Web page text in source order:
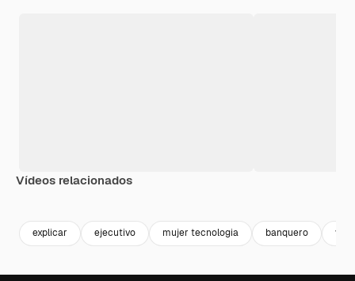
Vídeos relacionados
explicar ejecutivo mujer tecnologia banquero